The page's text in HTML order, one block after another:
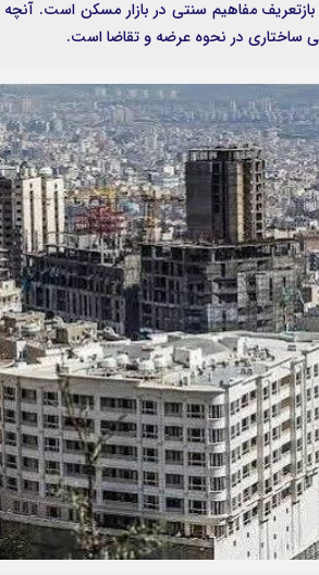
مفاهیم سنتی در بازار مسکن است. آنچه
ساختاری در نحوه عرضه و تقاضا است.
وام فوری بی دردسر بدون ضامن قرض الحسنه
دریافت تسهیلات سریع و کم‌بهره | جزئیات
وام آسان